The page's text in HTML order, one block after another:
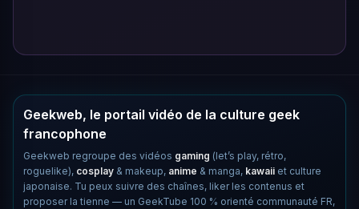
Geekweb, le portail vidéo de la culture geek
francophone
Geekweb regroupe des vidéos gaming (let’s play, rétro,
roguelike), cosplay & makeup, anime & manga, kawaii et culture
japonaise. Tu peux suivre des chaînes, liker les contenus et
proposer la tienne — un GeekTube 100 % orienté communauté FR,